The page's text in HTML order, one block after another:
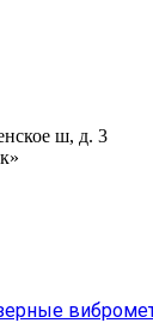
ш, д. 3